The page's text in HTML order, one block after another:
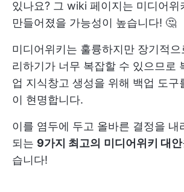
있나요? 그 wiki 페이지는 미디어위
만들어졌을 가능성이 높습니다! 🤔
미디어위키는 훌륭하지만 장기적
리하기가 너무 복잡할 수 있으므로
업 지식창고 생성을 위해 백업 도구
이 현명합니다.
이를 염두에 두고 올바른 결정을 내
되는 9가지 최고의 미디어위키 대안
습니다!